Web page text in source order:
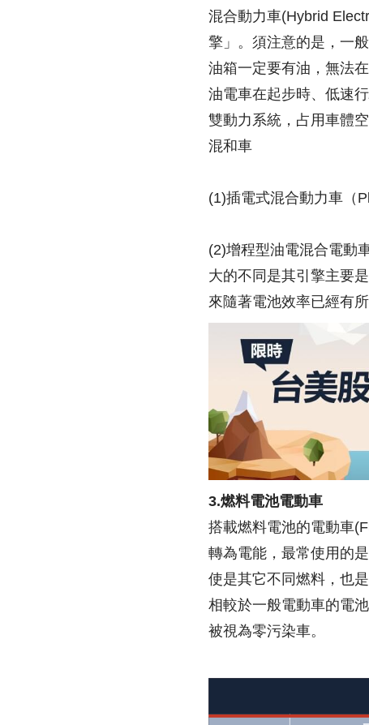
混合動力車(Hybrid
擎」。須注意的是，一
油箱一定要有油，無法在
油電車在起步時、低速
雙動力系統，占用車體
混和車
(1)插電式混合動力車（
(2)增程型油電混合電動
大的不同是其引擎主要
來隨著電池效率已經有
3.燃料電池電動車
搭載燃料電池的電動車
轉為電能，最常使用的
使是其它不同燃料，也
相較於一般電動車的電
被視為零污染車。